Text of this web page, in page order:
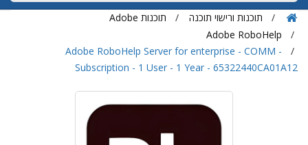
תוכנות ורישוי תוכנה
תוכנות Adobe
Adobe RoboHelp
Adobe RoboHelp Server for enterprise - COMM -
Subscription - 1 User - 1 Year - 65322440CA01A12